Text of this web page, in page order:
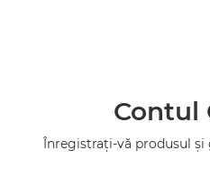
Contul
Înregistraţi-vă produsul